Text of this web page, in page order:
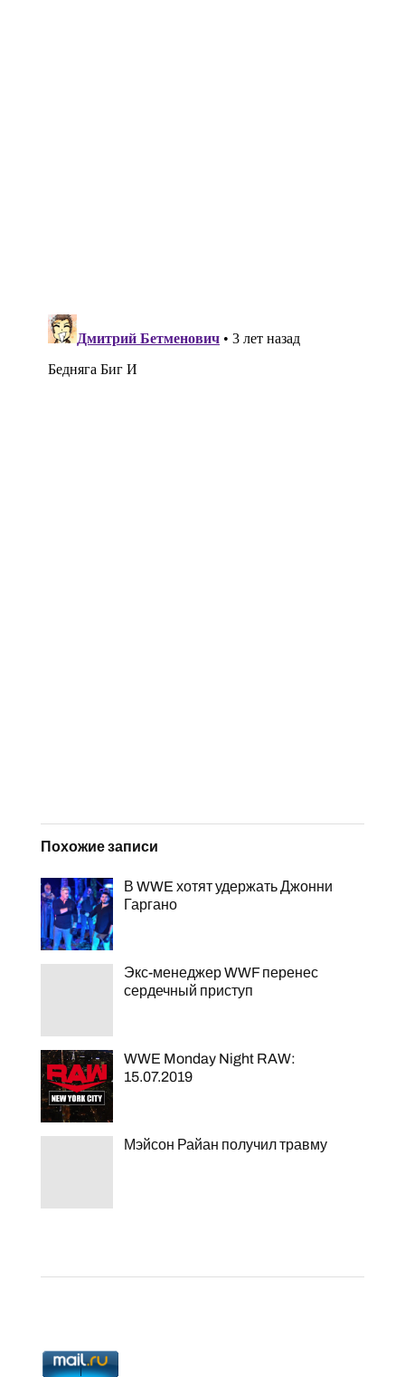
Похожие записи
В WWE хотят удержать Джонни
Гаргано
Экс-менеджер WWF перенес
сердечный приступ
WWE Monday Night RAW:
15.07.2019
Мэйсон Райан получил травму